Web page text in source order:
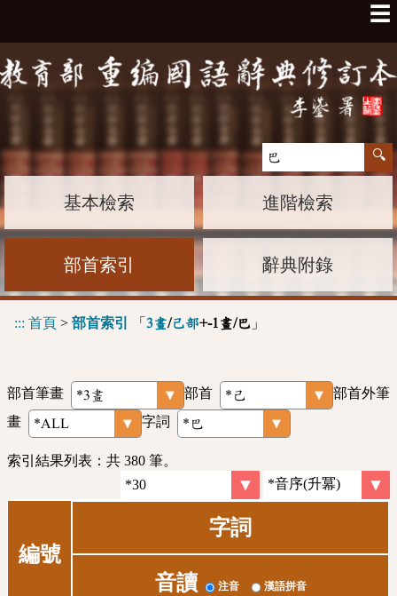
☰
基本檢索 進階檢索
部首索引 辭典附錄
::: 首頁 > 部首索引 「 3畫/己部+-1畫/巴 」
部首筆畫 部首
部首外筆
畫
字詞
索引結果列表：共 380 筆。
編號
字詞
音讀 注音 漢語拼音